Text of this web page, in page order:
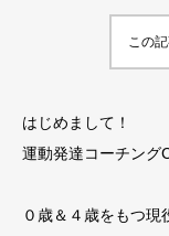
この
はじめまして！
運動発達コーチン
０歳＆４歳をもつ